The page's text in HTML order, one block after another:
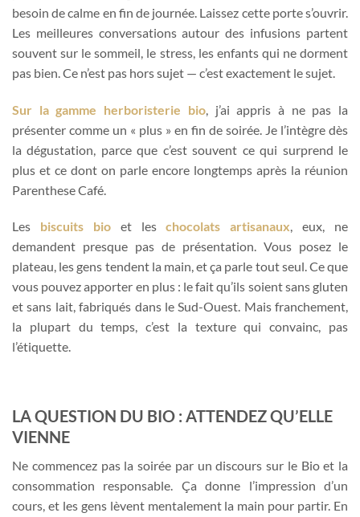
besoin de calme en fin de journée. Laissez cette porte s’ouvrir.
Les meilleures conversations autour des infusions partent
souvent sur le sommeil, le stress, les enfants qui ne dorment
pas bien. Ce n’est pas hors sujet — c’est exactement le sujet.
Sur la gamme herboristerie bio, j’ai appris à ne pas la
présenter comme un « plus » en fin de soirée. Je l’intègre dès
la dégustation, parce que c’est souvent ce qui surprend le
plus et ce dont on parle encore longtemps après la réunion
Parenthese Café.
Les biscuits bioet leschocolats artisanaux, eux, ne
demandent presque pas de présentation. Vous posez le
plateau, les gens tendent la main, et ça parle tout seul. Ce que
vous pouvez apporter en plus : le fait qu’ils soient sans gluten
et sans lait, fabriqués dans le Sud-Ouest. Mais franchement,
la plupart du temps, c’est la texture qui convainc, pas
l’étiquette.
LA QUESTION DU BIO : ATTENDEZ QU’ELLE
VIENNE
Ne commencez pas la soirée par un discours sur le Bio et la
consommation responsable. Ça donne l’impression d’un
cours, et les gens lèvent mentalement la main pour partir. En